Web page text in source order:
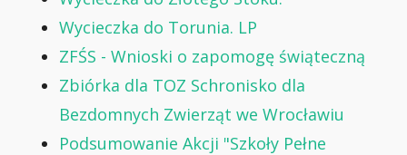
Wycieczka do Torunia. LP
ZFŚS - Wnioski o zapomogę świąteczną
Zbiórka dla TOZ Schronisko dla
Bezdomnych Zwierząt we Wrocławiu
Podsumowanie Akcji "Szkoły Pełne